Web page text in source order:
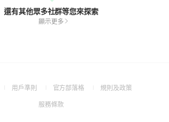
還有其他眾多社群等您來探索
顯示更多
(Open用戶準則
(Open
a
官方部落格
(Open規則及政策(Open
服務條款(Open